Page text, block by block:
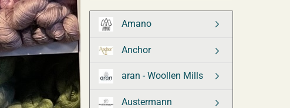
Amano
Anchor
aran - Woollen Mills
Austermann